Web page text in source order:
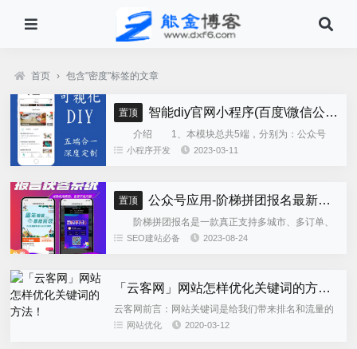
首页 › 包含"密度"标签的文章
置顶 智能diy官网小程序(百度\微信公众号\微信小程序\支付宝\抖音小程序)独立版
介绍 1、本模块总共5端，分别为：公众号
h5、微信小程序、百度小程序、支付宝小程序、......
小程序开发 2023-03-11
置顶 公众号应用-阶梯拼团报名最新版本源码程序
阶梯拼团报名是一款真正支持多城市、多订单、
全供应链商业模式，订单统计、核销、一键导出等强
SEO建站必备 2023-08-24
「云客网」网站怎样优化关键词的方法！
云客网前言：网站关键词是给我们带来排名和流量的
一个重要因素，所以关键词的优化对于我们的重要性
网站优化 2020-03-12